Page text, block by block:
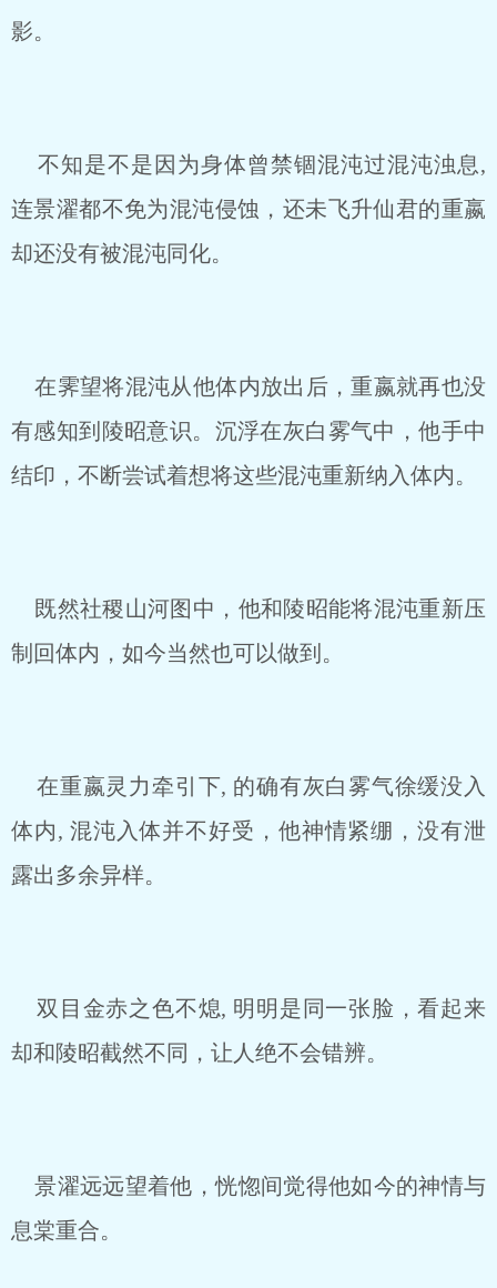
影。
不知是不是因为身体曾禁锢混沌过混沌浊息,
连景濯都不免为混沌侵蚀，还未飞升仙君的重嬴
却还没有被混沌同化。
在霁望将混沌从他体内放出后，重嬴就再也没
有感知到陵昭意识。沉浮在灰白雾气中，他手中
结印，不断尝试着想将这些混沌重新纳入体内。
既然社稷山河图中，他和陵昭能将混沌重新压
制回体内，如今当然也可以做到。
在重嬴灵力牵引下, 的确有灰白雾气徐缓没入
体内, 混沌入体并不好受，他神情紧绷，没有泄
露出多余异样。
双目金赤之色不熄, 明明是同一张脸，看起来
却和陵昭截然不同，让人绝不会错辨。
景濯远远望着他，恍惚间觉得他如今的神情与
息棠重合。